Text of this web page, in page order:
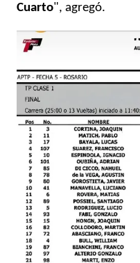
Cuarto", agregó.